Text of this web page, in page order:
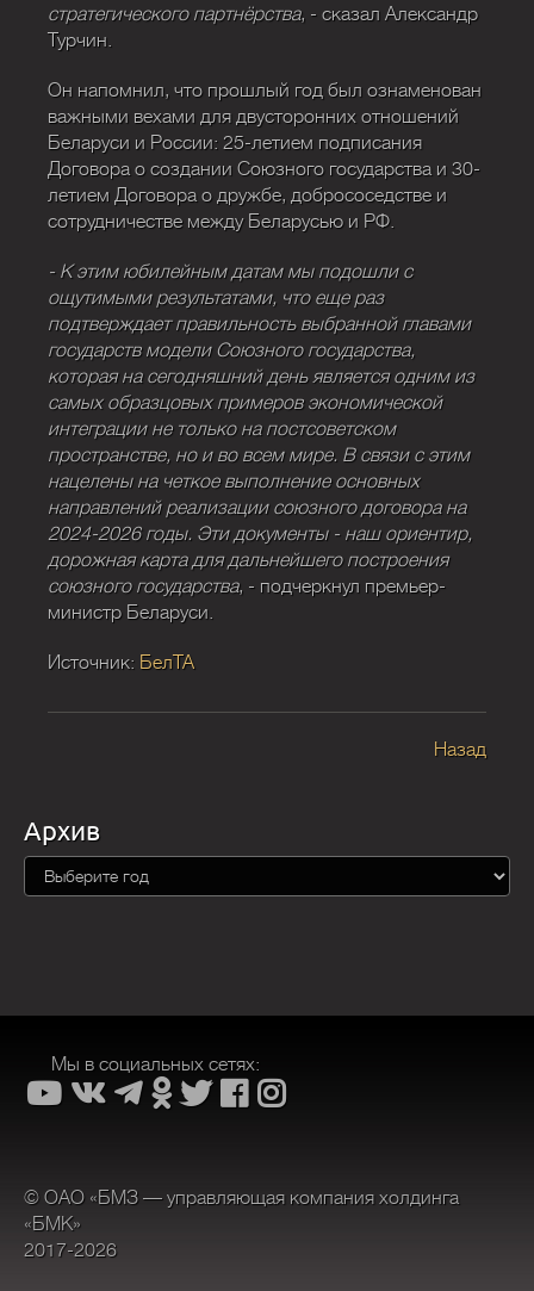
стратегического партнёрства, - сказал Александр
Турчин.
Он напомнил, что прошлый год был ознаменован
важными вехами для двусторонних отношений
Беларуси и России: 25-летием подписания
Договора о создании Союзного государства и 30-
летием Договора о дружбе, добрососедстве и
сотрудничестве между Беларусью и РФ.
- К этим юбилейным датам мы подошли с
ощутимыми результатами, что еще раз
подтверждает правильность выбранной главами
государств модели Союзного государства,
которая на сегодняшний день является одним из
самых образцовых примеров экономической
интеграции не только на постсоветском
пространстве, но и во всем мире. В связи с этим
нацелены на четкое выполнение основных
направлений реализации союзного договора на
2024-2026 годы. Эти документы - наш ориентир,
дорожная карта для дальнейшего построения
союзного государства, - подчеркнул премьер-
министр Беларуси.
Источник: БелТА
Назад
Архив
Мы в социальных сетях:
© ОАО «БМЗ — управляющая компания холдинга
«БМК»
2017-2026